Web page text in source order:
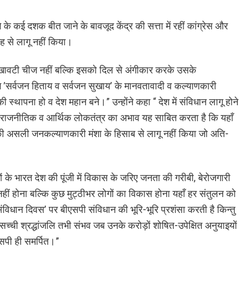
के कई दशक बीत जाने के बावजूद केंद्र की सत्ता में रहीं कांग्रेस और
से लागू नहीं किया।
चीज नहीं बल्कि इसको दिल से अंगीकार करके उसके
हिताय व सर्वजन सुखाय’ के मानवतावादी व कल्याणकारी
हो व देश महान बने।” उन्होंने कहा “ देश में संविधान लागू होने
व आर्थिक लोकतंत्र का अभाव यह साबित करता है कि यहाँ
असली जनकल्याणकारी मंशा के हिसाब से लागू नहीं किया जो अति-
भारत देश की पूंजी में विकास के जरिए जनता की गरीबी, बेरोजगारी
होना बल्कि कुछ मुट्ठीभर लोगों का विकास होना यहाँ हर संतुलन को
दिवस’ पर बीएसपी संविधान की भूरि-भूरि प्रशंसा करती है किन्तु
श्रद्धांजलि तभी संभव जब उनके करोड़ों शोषित-उपेक्षित अनुयाइयों
ही समर्पित।”